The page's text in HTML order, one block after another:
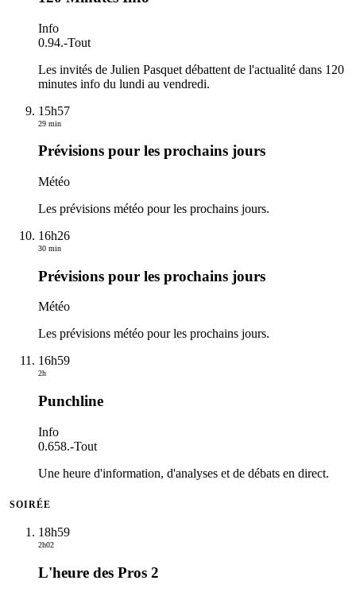
Info
0.94.-Tout
Les invités de Julien Pasquet débattent de l'actualité dans 120
minutes info du lundi au vendredi.
15h57
29 min
Prévisions pour les prochains jours
Météo
Les prévisions météo pour les prochains jours.
16h26
30 min
Prévisions pour les prochains jours
Météo
Les prévisions météo pour les prochains jours.
16h59
2h
Punchline
Info
0.658.-Tout
Une heure d'information, d'analyses et de débats en direct.
SOIRÉE
18h59
2h02
L'heure des Pros 2